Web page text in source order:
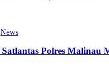
News
Polres Malinau